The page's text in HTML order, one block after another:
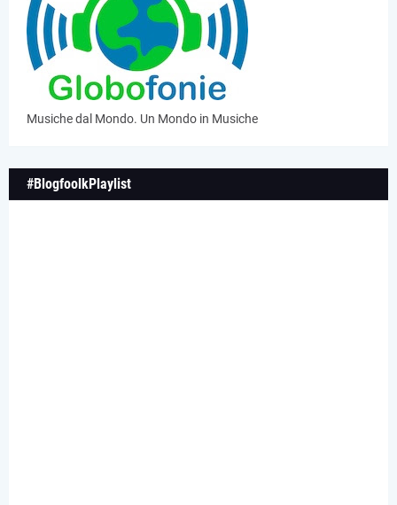
Musiche dal Mondo. Un Mondo in Musiche
#BlogfoolkPlaylist